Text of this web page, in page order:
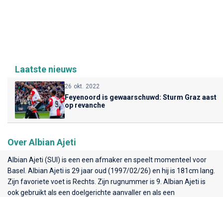
Laatste nieuws
26 okt. 2022
Feyenoord is gewaarschuwd: Sturm Graz aast
op revanche
Over Albian Ajeti
Albian Ajeti (SUI) is een een afmaker en speelt momenteel voor
Basel
. Albian Ajeti is 29 jaar oud (1997/02/26) en hij is 181cm lang.
Zijn favoriete voet is Rechts. Zijn rugnummer is 9. Albian Ajeti is
ook gebruikt als een doelgerichte aanvaller en als een